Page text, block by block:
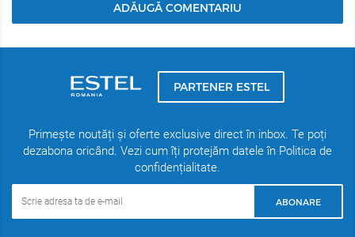
ADĂUGĂ COMENTARIU
PARTENER ESTEL
Primește noutăți și oferte exclusive direct în inbox. Te poți
dezabona oricând. Vezi cum îți protejăm datele în Politica de
confidențialitate.
ABONARE